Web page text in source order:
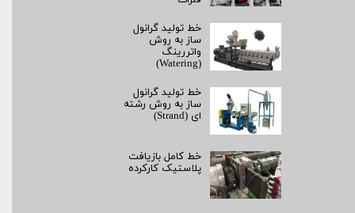
خط تولید گرانول
ساز به روش
واتررینگ
(Watering)
خط تولید گرانول
ساز به روش رشته‌
ای (Strand)
خط کامل بازیافت
پلاستیک کارکرده